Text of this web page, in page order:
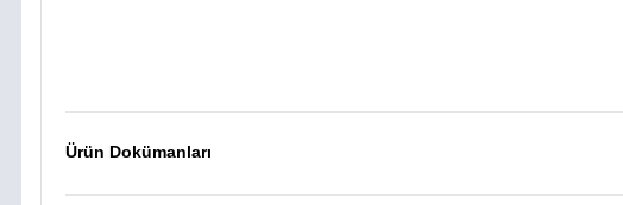
Ürün Dokümanları